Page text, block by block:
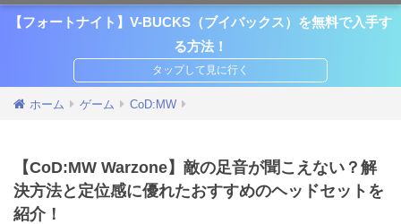
【フォートナイト】V-BUCKS（ブイバックス）を無料で入手す
る方法！
ホーム ゲーム CoD:MW
【CoD:MW Warzone】敵の足音が聞こえない？解
決方法と定位感に優れたおすすめのヘッドセットを
紹介！